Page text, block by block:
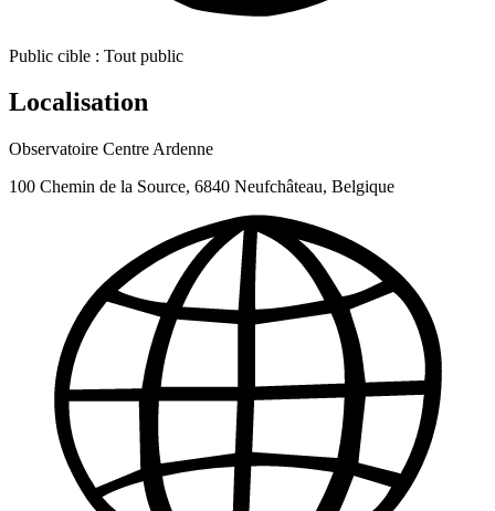
Public cible : Tout public
Localisation
Observatoire Centre Ardenne
100 Chemin de la Source, 6840 Neufchâteau, Belgique